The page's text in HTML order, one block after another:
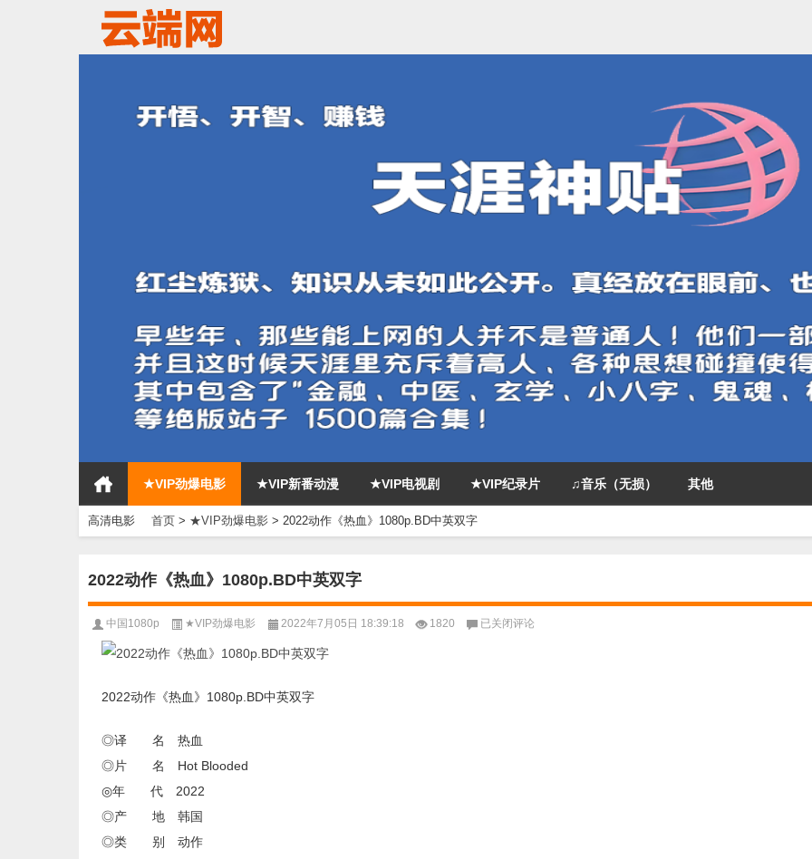
★VIP劲爆电影 ★VIP新番动漫 ★VIP电视剧 ★VIP纪录片 ♫音乐（无损） 其他
高清电影 首页 > ★VIP劲爆电影 > 2022动作《热血》1080p.BD中英双字
2022动作《热血》1080p.BD中英双字
中国1080p ★VIP劲爆电影 2022年7月05日 18:39:18 1820
2022
已关闭评论
2022动作《热血》1080p.BD中英双字
◎译 名 热血
◎片 名 Hot Blooded
◎年 代 2022
◎产 地 韩国
◎类 别 动作